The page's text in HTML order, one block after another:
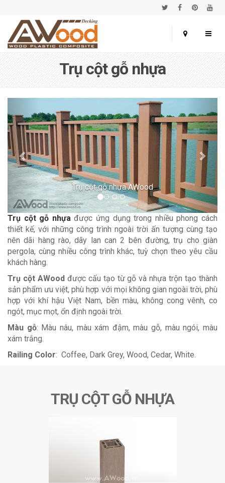
Trụ cột gỗ nhựa
Trụ cột gỗ nhựa AWood
Trụ cột gỗ nhựađược ứng dụng trong nhiều phong cách
thiết kế, với những công trình ngoài trời ấn tượng cùng tạo
nên dãi hàng rào, dãy lan can 2 bên đường, trụ cho giàn
pergola, cùng nhiều công trình khác, tuỳ chọn theo yêu cầu
khách hàng.
Trụ cột AWood được cấu tạo từ gỗ và nhựa trộn tạo thành
sản phẩm ưu việt, phù hợp với mọi không gian ngoài trời, phù
hợp với khí hậu Việt Nam, bền màu, không cong vênh, co
ngót, mục mọt, ổn định ngoài trời.
Màu gỗ: Màu nâu, màu xám đậm, màu gỗ, màu ngói, màu
xám trắng.
Railing Color: Coffee, Dark Grey, Wood, Cedar, White.
TRỤ CỘT GỖ NHỰA